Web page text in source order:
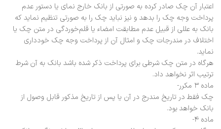
اعتبار آن چک صادر کرده به صورتی از بانک خارج نمای یا دستور عدم
پرداخت وجه چک را بدهد و نیز نباید چک را به صورتی تنظیم نماید که
بانک به عللی از قبیل عدم مطابقت امضاء یا قلم‌خوردگی در متن چک یا
اختلاف در مندرجات چک و امثال آن از پرداخت وجه چک خودداری
نماید.
هر‌گاه در متن چک شرطی برای پرداخت ذکر شده باشد بانک به آن شرط
ترتیب اثر نخواهد داد.
ماده ۳ مکرر-
چک فقط در تاریخ مندرج در آن یا پس از تاریخ مذکور قابل وصول از
بانک خواهد بود.
ماده ۴-